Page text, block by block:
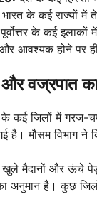
के कई राज्यों में
के कई इलाकों
आवश्यक होने पर
और वज्रपात
के कई जिलों में गरज-
है। मौसम विभाग ने
खुले मैदानों और ऊंचे
अनुमान है। कुछ